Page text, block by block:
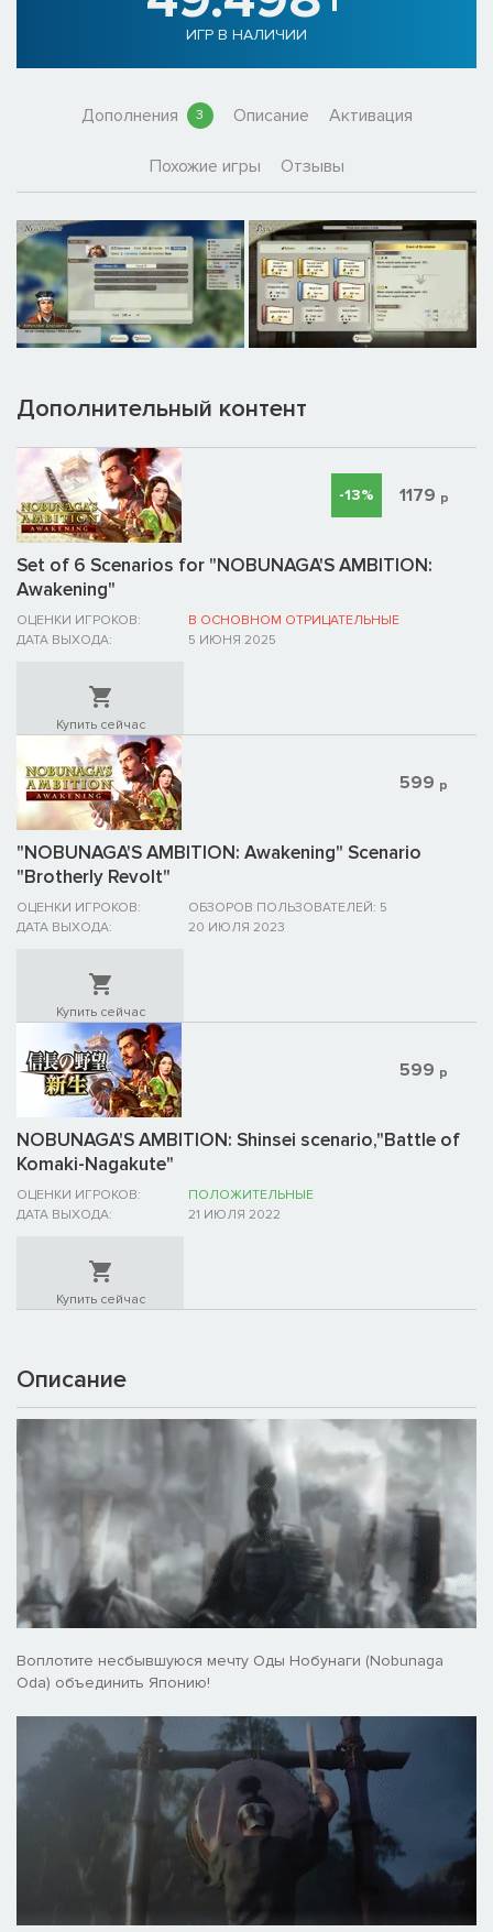
ИГР В НАЛИЧИИ
Дополнения 3 Описание Активация
Похожие игры Отзывы
Дополнительный контент
Set of 6 Scenarios for "NOBUNAGA'S AMBITION:
Awakening"
ОЦЕНКИ ИГРОКОВ:
В ОСНОВНОМ ОТРИЦАТЕЛЬНЫЕ
ДАТА ВЫХОДА:
5 ИЮНЯ 2025
-13% 1179 р
Купить сейчас
"NOBUNAGA'S AMBITION: Awakening" Scenario
"Brotherly Revolt"
ОЦЕНКИ ИГРОКОВ:
ОБЗОРОВ ПОЛЬЗОВАТЕЛЕЙ: 5
ДАТА ВЫХОДА:
20 ИЮЛЯ 2023
599 р
Купить сейчас
NOBUNAGA'S AMBITION: Shinsei scenario,"Battle of
Komaki-Nagakute"
ОЦЕНКИ ИГРОКОВ:
ПОЛОЖИТЕЛЬНЫЕ
ДАТА ВЫХОДА:
21 ИЮЛЯ 2022
599 р
Купить сейчас
Описание
Воплотите несбывшуюся мечту Оды Нобунаги (Nobunaga
Oda) объединить Японию!